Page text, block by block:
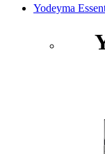
Yodeyma